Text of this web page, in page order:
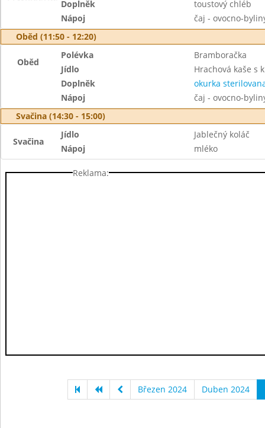
Doplněk
toustový chléb
Nápoj
čaj - ovocno-
Oběd (11:50 - 12:20)
Oběd
Polévka
Bramboračka
Jídlo
Hrachová kaše s
Doplněk
okurka
Nápoj
čaj - ovocno-
Svačina (14:30 - 15:00)
Svačina
Jídlo
Jablečný koláč
Nápoj
mléko
Reklama:
Březen 2024 Duben 2024